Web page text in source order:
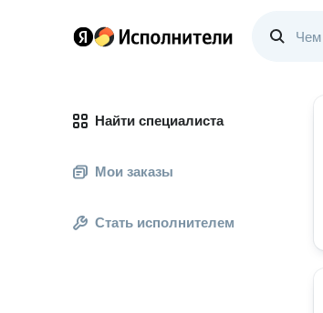
Найти специалиста
Мои заказы
Стать исполнителем